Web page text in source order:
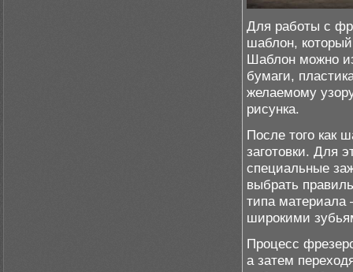
Для работы с
шаблон,
Шаблон можно
бумаги,
желаемому
рисунка.
После того как
заготовки. Для
специальные
выбрать
типа материала
широкими
Процесс
а затем